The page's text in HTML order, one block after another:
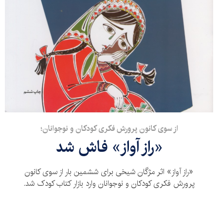
از سوی کانون پرورش فکری کودکان و نوجوانان؛
«راز آواز» فاش شد
«راز آواز» اثر مژگان شیخی برای ششمین بار از سوی کانون
پرورش فکری کودکان و نوجوانان وارد بازار کتاب کودک شد.